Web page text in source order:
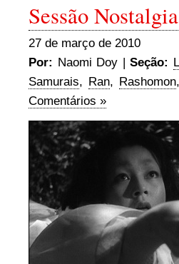
Sessão
27 de março de 2010
Por: Naomi Doy |Seção:
Samurais, Ran, Rashomon,
Comentários »